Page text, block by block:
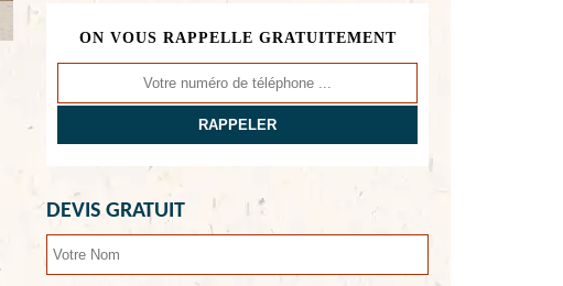
ON VOUS RAPPELLE GRATUITEMENT
DEVIS GRATUIT